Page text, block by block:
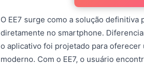
O EE7 surge como a solução
diretamente no smartphone.
o aplicativo foi projetado para
moderno. Com o EE7, o usuário